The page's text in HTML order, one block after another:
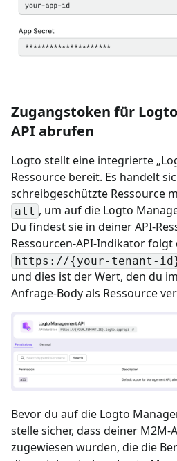
Zugangstoken für
API abrufen
Logto stellt eine integrierte
Ressource bereit. Es handelt
schreibgeschützte Ressource
all , um auf die Logto
Du findest sie in deiner API-
Ressourcen-API-Indikator
https://{your-tenant-
und dies ist der Wert, den du
Anfrage-Body als Ressource
Bevor du auf die Logto
stelle sicher, dass deiner M2M-
zugewiesen wurden, die die